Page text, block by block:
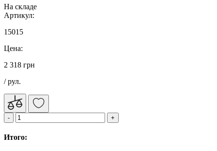
На складе
Артикул:
15015
Цена:
2 318 грн
/ рул.
Итого: